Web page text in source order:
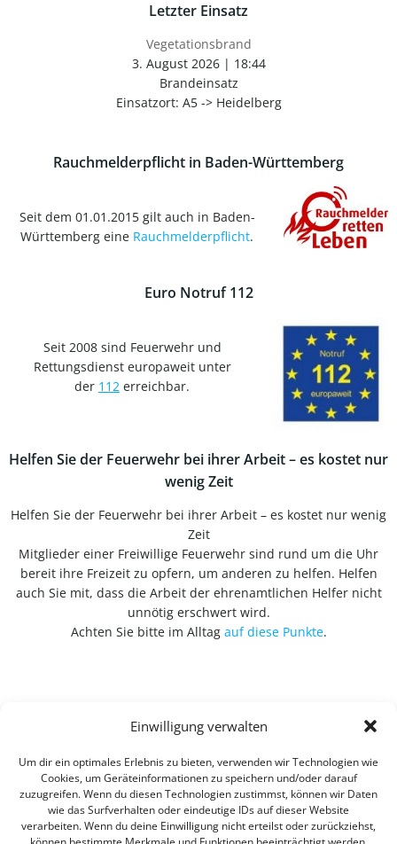
Einwilligung verwalten
Um dir ein optimales Erlebnis zu bieten, verwenden wir Technologien wie
Cookies, um Geräteinformationen zu speichern und/oder darauf
zuzugreifen. Wenn du diesen Technologien zustimmst, können wir Daten
wie das Surfverhalten oder eindeutige IDs auf dieser Website
verarbeiten. Wenn du deine Einwilligung nicht erteilst oder zurückziehst,
Letzter Einsatz
Vegetationsbrand
3. August 2026| 18:44
Brandeinsatz
Einsatzort: A5 -> Heidelberg
Rauchmelderpflicht in Baden-Württemberg
Seit dem 01.01.2015 gilt auch in Baden-
Württemberg eine Rauchmelderpflicht.
Euro Notruf 112
Seit 2008 sind Feuerwehr und
Rettungsdienst europaweit unter
der 112 erreichbar.
Helfen Sie der Feuerwehr bei ihrer Arbeit – es kostet nur
wenig Zeit
Helfen Sie der Feuerwehr bei ihrer Arbeit – es kostet nur wenig
Zeit
Mitglieder einer Freiwillige Feuerwehr sind rund um die Uhr
bereit ihre Freizeit zu opfern, um anderen zu helfen. Helfen
auch Sie mit, dass die Arbeit der ehrenamtlichen Helfer nicht
unnötig erschwert wird.
Achten Sie bitte im Alltag auf diese Punkte.